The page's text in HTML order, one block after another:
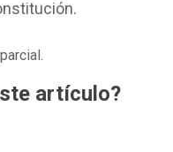
artículo?